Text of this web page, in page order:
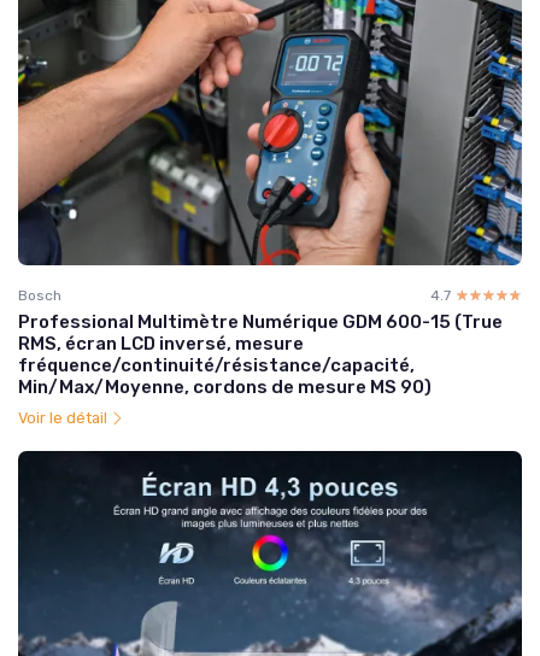
Bosch 4.7 ☆☆☆☆☆
★★★★★
Professional Multimètre Numérique GDM 600-15 (True
RMS, écran LCD inversé, mesure
fréquence/continuité/résistance/capacité,
Min/Max/Moyenne, cordons de mesure MS 90)
Voir le détail